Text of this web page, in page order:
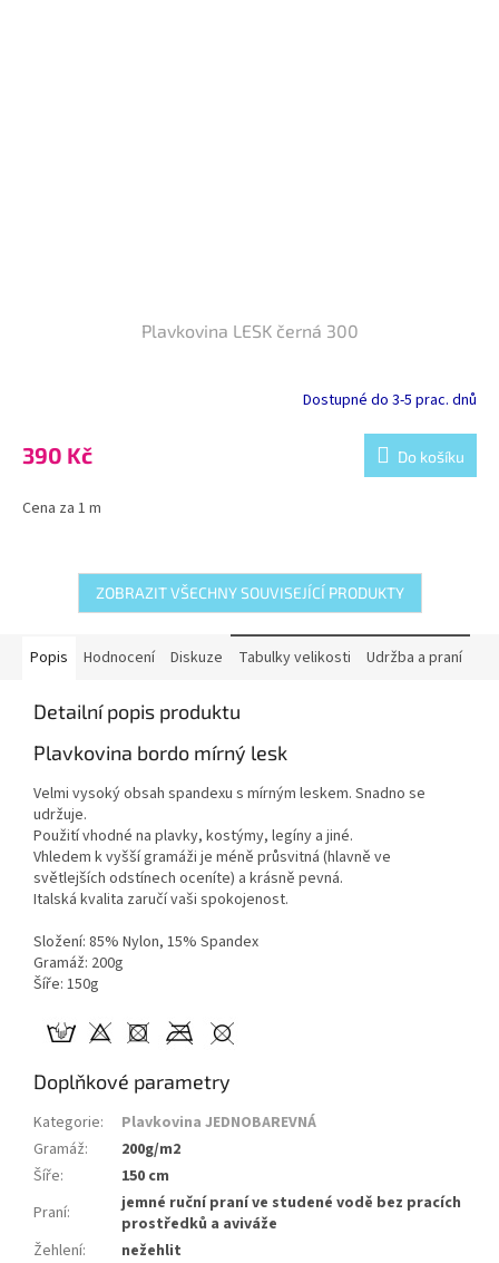
Plavkovina LESK černá 300
Dostupné do 3-5 prac. dnů
390 Kč Do košíku
Cena za 1 m
ZOBRAZIT VŠECHNY SOUVISEJÍCÍ PRODUKTY
Popis Hodnocení Diskuze Tabulky velikosti Udržba a praní
Detailní popis produktu
Plavkovina bordo mírný lesk
Velmi vysoký obsah spandexu s mírným leskem. Snadno se
udržuje.
Použití vhodné na plavky, kostýmy, legíny a jiné.
Vhledem k vyšší gramáži je méně průsvitná (hlavně ve
světlejších odstínech oceníte) a krásně pevná.
Italská kvalita zaručí vaši spokojenost.
Složení: 85% Nylon, 15% Spandex
Gramáž: 200g
Šíře: 150g
Doplňkové parametry
Kategorie:
Plavkovina JEDNOBAREVNÁ
Gramáž:
200g/m2
Šíře:
150 cm
Praní:
jemné ruční praní ve studené vodě bez pracích
prostředků a aviváže
Žehlení:
nežehlit